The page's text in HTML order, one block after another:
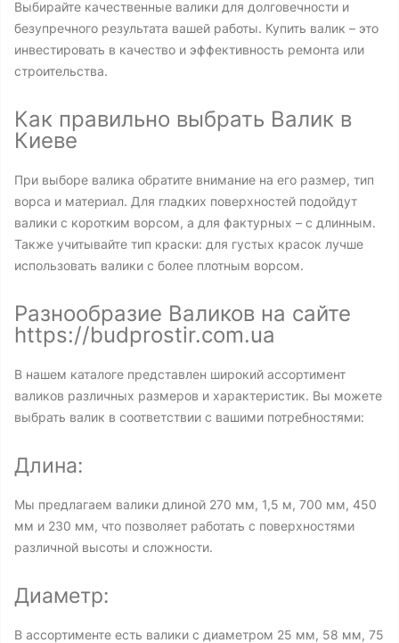
Выбирайте качественные валики для долговечности и
безупречного результата вашей работы. Купить валик – это
инвестировать в качество и эффективность ремонта или
строительства.
Как правильно выбрать Валик в
Киеве
При выборе валика обратите внимание на его размер, тип
ворса и материал. Для гладких поверхностей подойдут
валики с коротким ворсом, а для фактурных – с длинным.
Также учитывайте тип краски: для густых красок лучше
использовать валики с более плотным ворсом.
Разнообразие Валиков на сайте
https://budprostir.com.ua
В нашем каталоге представлен широкий ассортимент
валиков различных размеров и характеристик. Вы можете
выбрать валик в соответствии с вашими потребностями:
Длина:
Мы предлагаем валики длиной 270 мм, 1,5 м, 700 мм, 450
мм и 230 мм, что позволяет работать с поверхностями
различной высоты и сложности.
Диаметр:
В ассортименте есть валики с диаметром 25 мм, 58 мм, 75